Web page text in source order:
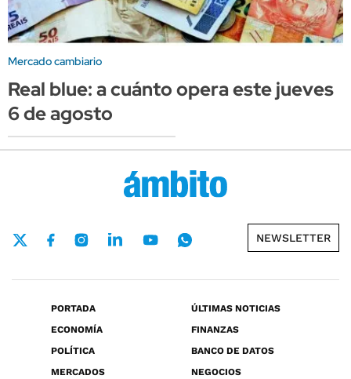
Mercado cambiario
Real blue: a cuánto opera este jueves
6 de agosto
NEWSLETTER
PORTADA
ÚLTIMAS NOTICIAS
ECONOMÍA
FINANZAS
POLÍTICA
BANCO DE DATOS
MERCADOS
NEGOCIOS